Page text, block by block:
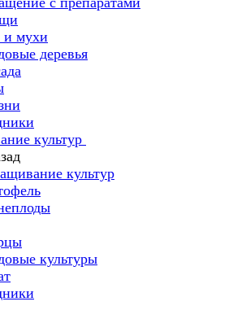
мухи
деревья
культур
культур
культуры